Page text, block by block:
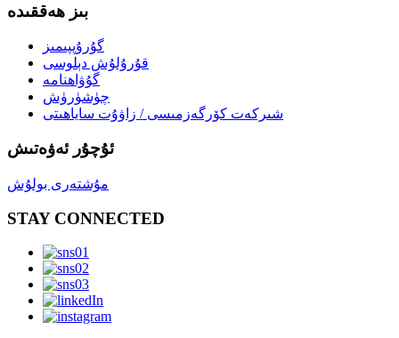
بىز ھەققىدە
گۇرۇپپىمىز
قۇرۇلۇش دېلوسى
گۇۋاھنامە
چۈشۈرۈش
شىركەت كۆرگەزمىسى / زاۋۇت ساياھىتى
ئۇچۇر ئەۋەتىش
مۇشتەرى بولۇش
STAY CONNECTED